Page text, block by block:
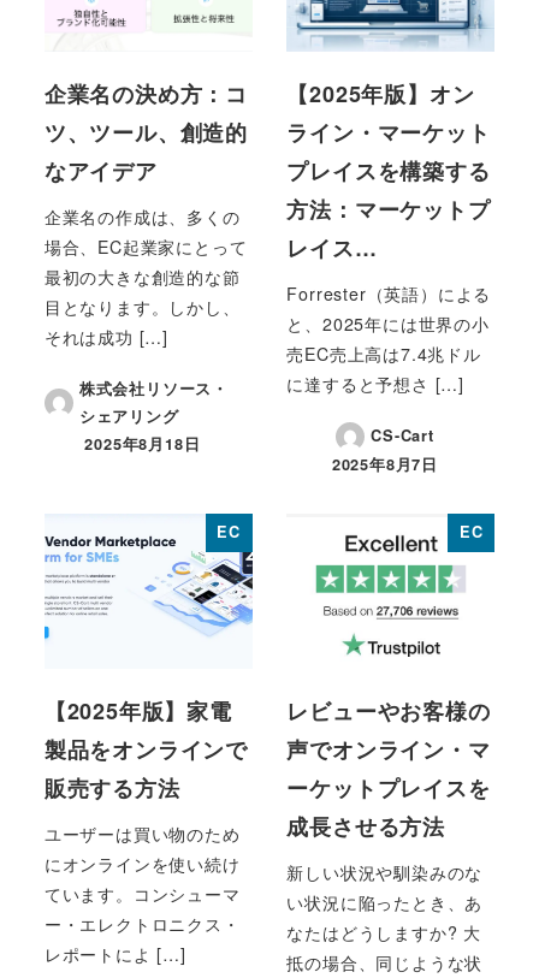
企業名の決め方：コ
ツ、ツール、創造的
なアイデア
企業名の作成は、多くの
場合、EC起業家にとって
最初の大きな創造的な節
目となります。しかし、
それは成功 […]
株式会社リソース・
シェアリング
投稿日
2025年8月18日
【2025年版】オン
ライン・マーケット
プレイスを構築する
方法：マーケットプ
レイス…
Forrester（英語）による
と、2025年には世界の小
売EC売上高は7.4兆ドル
に達すると予想さ […]
CS-Cart
投稿日
2025年8月7日
EC
【2025年版】家電
製品をオンラインで
販売する方法
ユーザーは買い物のため
にオンラインを使い続け
ています。コンシューマ
ー・エレクトロニクス・
レポートによ […]
EC
レビューやお客様の
声でオンライン・マ
ーケットプレイスを
成長させる方法
新しい状況や馴染みのな
い状況に陥ったとき、あ
なたはどうしますか? 大
抵の場合、同じような状